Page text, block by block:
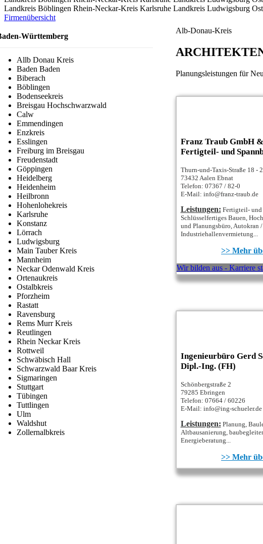
Landkreis Böblingen Rhein-Neckar-Kreis Karlsruhe Landkreis Ludwigsburg
Firmenübersicht
Württemberg
Allb Donau Kreis
Baden Baden
Biberach
Böblingen
Bodenseekreis
Breisgau Hochschwarzwald
Calw
Emmendingen
Enzkreis
Esslingen
Freiburg im Breisgau
Freudenstadt
Göppingen
Heidelberg
Heidenheim
Heilbronn
Hohenlohekreis
Karlsruhe
Konstanz
Lörrach
Ludwigsburg
Main Tauber Kreis
Mannheim
Neckar Odenwald Kreis
Ortenaukreis
Ostalbkreis
Pforzheim
Rastatt
Ravensburg
Rems Murr Kreis
Reutlingen
Rhein Neckar Kreis
Rottweil
Schwäbisch Hall
Schwarzwald Baar Kreis
Sigmaringen
Stuttgart
Tübingen
Tuttlingen
Ulm
Waldshut
Zollernalbkreis
Alb-Donau-Kreis
Planungsleistungen für
Franz Traub GmbH
Fertigteil- und
Thurn-und-Taxis-Straße 18 -
73432 Aalen Ebnat
Telefon: 07367 / 82-0
E-Mail: info@franz-traub.de
Leistungen: Fertigteil- und
Schlüsselfertiges Bauen,
und Planungsbüro, Autokran
Industriehallenvermietung...
>> Mehr
Wir bilden aus - Karriere
Ingenieurbüro Gerd
Dipl.-Ing. (FH)
Schönbergstraße 2
79285 Ebringen
Telefon: 07664 / 60226
E-Mail: info@ing-schueler.de
Leistungen: Planung,
Altbausanierung,
Energieberatung...
>> Mehr